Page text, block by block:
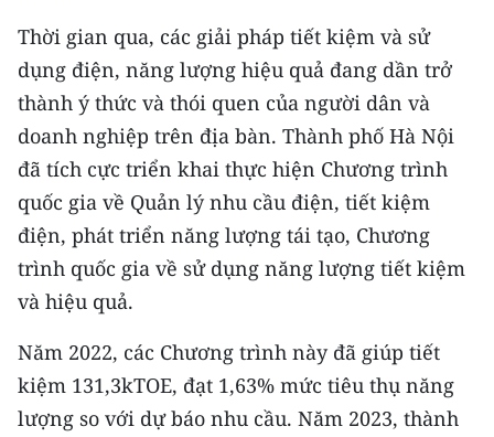
Media Môi trường
Ảnh
Infographic
TIN MỚI
TIN ĐỊA PHƯƠNG
Đồng bằng sông Hồng
Bắc Trung Bộ
Thời gian qua, các giải pháp tiết kiệm và sử
dụng điện, năng lượng hiệu quả đang dần trở
thành ý thức và thói quen của người dân và
doanh nghiệp trên địa bàn. Thành phố Hà Nội
đã tích cực triển khai thực hiện Chương trình
quốc gia về Quản lý nhu cầu điện, tiết kiệm
điện, phát triển năng lượng tái tạo, Chương
trình quốc gia về sử dụng năng lượng tiết kiệm
và hiệu quả.
Năm 2022, các Chương trình này đã giúp tiết
kiệm 131,3kTOE, đạt 1,63% mức tiêu thụ năng
lượng so với dự báo nhu cầu. Năm 2023, thành